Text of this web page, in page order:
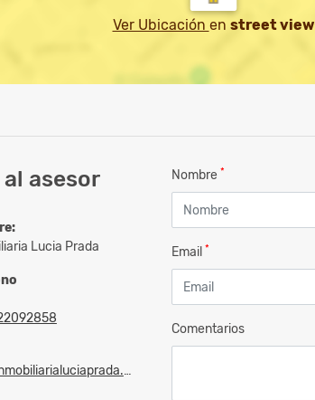
Ver Ubicación en street view
asesor
Lucia Prada
Nombre *
Email *
Comentarios